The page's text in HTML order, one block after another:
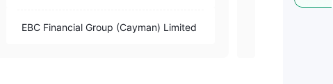
EBC Financial Group (Cayman) Limited